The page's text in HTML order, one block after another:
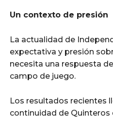
Un contexto de presión
La actualidad de
expectativa y presión
necesita una respuesta
campo de juego.
Los resultados recientes
continuidad de Quinteros